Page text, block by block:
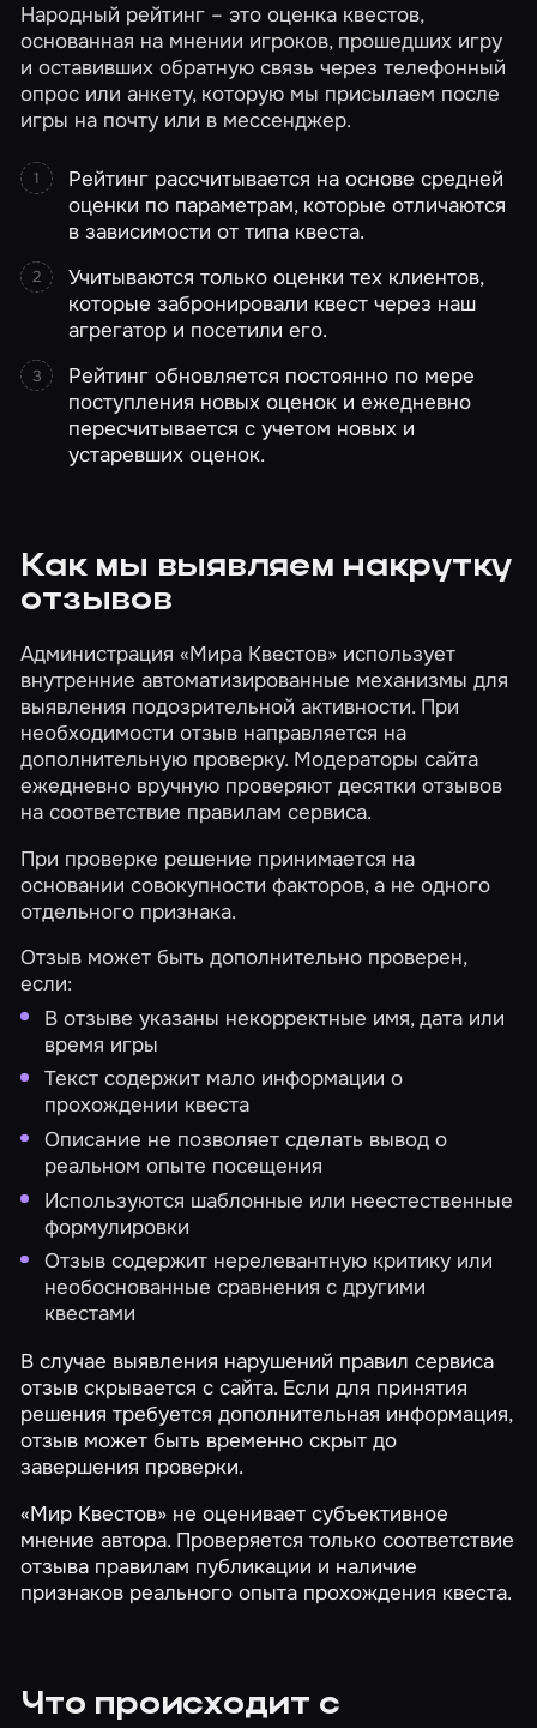
Народный рейтинг – это оценка квестов,
основанная на мнении игроков, прошедших игру
и оставивших обратную связь через телефонный
опрос или анкету, которую мы присылаем после
игры на почту или в мессенджер.
Рейтинг рассчитывается на основе средней
оценки по параметрам, которые отличаются
в зависимости от типа квеста.
Учитываются только оценки тех клиентов,
которые забронировали квест через наш
агрегатор и посетили его.
Рейтинг обновляется постоянно по мере
поступления новых оценок и ежедневно
пересчитывается с учетом новых и
устаревших оценок.
Как мы выявляем накрутку
отзывов
Администрация «Мира Квестов» использует
внутренние автоматизированные механизмы для
выявления подозрительной активности. При
необходимости отзыв направляется на
дополнительную проверку. Модераторы сайта
ежедневно вручную проверяют десятки отзывов
на соответствие правилам сервиса.
При проверке решение принимается на
основании совокупности факторов, а не одного
отдельного признака.
Отзыв может быть дополнительно проверен,
если:
В отзыве указаны некорректные имя, дата или
время игры
Текст содержит мало информации о
прохождении квеста
Описание не позволяет сделать вывод о
реальном опыте посещения
Используются шаблонные или неестественные
формулировки
Отзыв содержит нерелевантную критику или
необоснованные сравнения с другими
квестами
В случае выявления нарушений правил сервиса
отзыв скрывается с сайта. Если для принятия
решения требуется дополнительная информация,
отзыв может быть временно скрыт до
завершения проверки.
«Мир Квестов» не оценивает субъективное
мнение автора. Проверяется только соответствие
отзыва правилам публикации и наличие
признаков реального опыта прохождения квеста.
Что происходит с